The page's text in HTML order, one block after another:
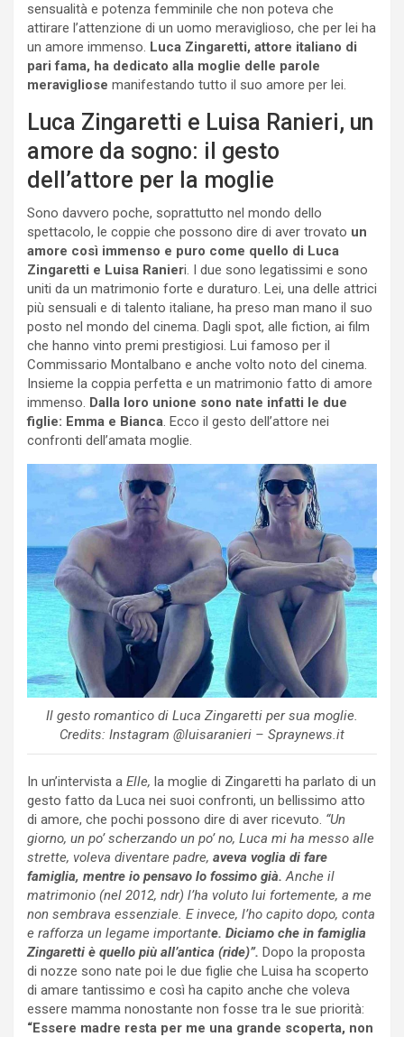
sensualità e potenza femminile che non poteva che
attirare l’attenzione di un uomo meraviglioso, che per lei ha
un amore immenso. Luca Zingaretti, attore italiano di
pari fama, ha dedicato alla moglie delle parole
meravigliose manifestando tutto il suo amore per lei.
Luca Zingaretti e Luisa Ranieri, un
amore da sogno: il gesto
dell’attore per la moglie
Sono davvero poche, soprattutto nel mondo dello
spettacolo, le coppie che possono dire di aver trovato un
amore così immenso e puro come quello di Luca
Zingaretti e Luisa Ranieri. I due sono legatissimi e sono
uniti da un matrimonio forte e duraturo. Lei, una delle attrici
più sensuali e di talento italiane, ha preso man mano il suo
posto nel mondo del cinema. Dagli spot, alle fiction, ai film
che hanno vinto premi prestigiosi. Lui famoso per il
Commissario Montalbano e anche volto noto del cinema.
Insieme la coppia perfetta e un matrimonio fatto di amore
immenso. Dalla loro unione sono nate infatti le due
figlie: Emma e Bianca. Ecco il gesto dell’attore nei
confronti dell’amata moglie.
Il gesto romantico di Luca Zingaretti per sua moglie.
Credits: Instagram @luisaranieri – Spraynews.it
In un’intervista a Elle, la moglie di Zingaretti ha parlato di un
gesto fatto da Luca nei suoi confronti, un bellissimo atto
di amore, che pochi possono dire di aver ricevuto. “Un
giorno, un po’ scherzando un po’ no, Luca mi ha messo alle
strette, voleva diventare padre, aveva voglia di fare
famiglia, mentre io pensavo lo fossimo già. Anche il
matrimonio (nel 2012, ndr) l’ha voluto lui fortemente, a me
non sembrava essenziale. E invece, l’ho capito dopo, conta
e rafforza un legame importante. Diciamo che in famiglia
Zingaretti è quello più all’antica (ride)”. Dopo la proposta
di nozze sono nate poi le due figlie che Luisa ha scoperto
di amare tantissimo e così ha capito anche che voleva
essere mamma nonostante non fosse tra le sue priorità:
“Essere madre resta per me una grande scoperta, non